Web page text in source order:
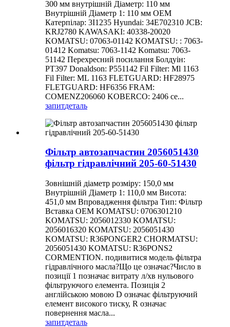
300 мм внутрішній Діаметр: 110 мм
Внутрішній Діаметр 1: 110 мм OEM
Катерпілар: 3I1235 Hyundai: 34E702310 JCB:
KRJ2780 KAWASAKI: 40338-20020
KOMATSU: 07063-01142 KOMATSU: : 7063-
01412 Komatsu: 7063-1142 Komatsu: 7063-
51142 Перехресний посилання Болдуін:
PT397 Donaldson: P551142 Fil Filter: Ml 1163
Fil Filter: ML 1163 FLETGUARD: HF28975
FLETGUARD: HF6356 FRAM:
COMENZ206060 KOBERCO: 2406 се...
запитдеталь
Фільтр автозапчастин 2056051430
фільтр гідравлічний 205-60-51430
Зовнішній діаметр розміру: 150,0 мм
Внутрішній Діаметр 1: 110,0 мм Висота:
451,0 мм Впровадження фільтра Тип: Фільтр
Вставка OEM KOMATSU: 0706301210
KOMATSU: 2056012330 KOMATSU:
2056016320 KOMATSU: 2056051430
KOMATSU: R36PONGER2 CHORMATSU:
2056051430 KOMATSU: R36PONS2
CORMENTION. подивитися модель фільтра
гідравлічного масла?Що це означає?Число в
позиції 1 позначає витрату л/хв нульового
фільтруючого елемента. Позиція 2
англійською мовою D означає фільтруючий
елемент високого тиску, R означає
повернення масла...
запитдеталь